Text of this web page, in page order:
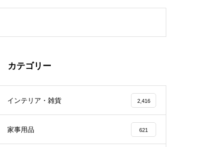
カテゴリー
インテリア・雑貨 2,416
家事用品 621